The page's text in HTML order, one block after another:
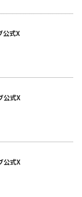
公式X
公式X
公式X